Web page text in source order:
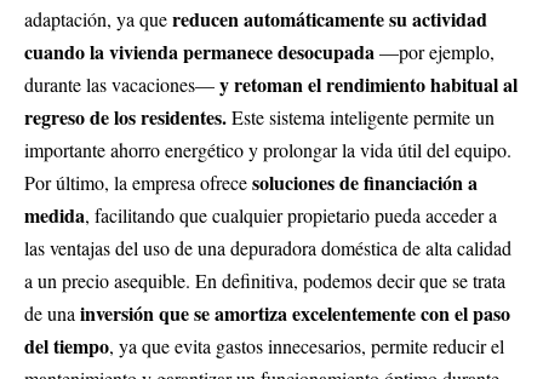
adaptación, ya quereducen automáticamente su actividad
cuando la vivienda permanece desocupada—por ejemplo,
durante las vacaciones—y retoman el rendimiento habitual al
regreso de los residentes.Este sistema inteligente permite un
importante ahorro energético y prolongar la vida útil del equipo.
Por último, la empresa ofrecesoluciones de financiación a
medida, facilitando que cualquier propietario pueda acceder a
las ventajas del uso de una depuradora doméstica de alta calidad
a un precio asequible. En definitiva, podemos decir que se trata
de una inversión que se amortiza excelentemente con el paso
del tiempo, ya que evita gastos innecesarios, permite reducir el